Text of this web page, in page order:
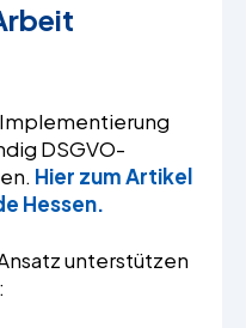
DSGVO-
Hier zum Artikel
Hessen.
unterstützen